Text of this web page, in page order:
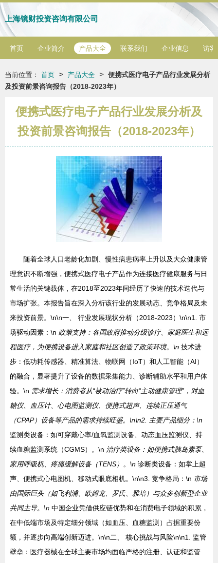
上海镜财投资咨询有限公司
首页 企业简介 产品大全 联系我们 企业信息 访客
当前位置： 首页 > 产品大全 > 便携式医疗电子产品行业发展分析
及投资前景咨询报告（2018-2023年）
便携式医疗电子产品行业发展分析及
投资前景咨询报告（2018-2023年）
随着全球人口老龄化加剧、慢性病患病率上升以及大众健康管
理意识不断增强，便携式医疗电子产品作为连接医疗健康服务与日
常生活的关键载体，在2018至2023年间经历了快速的技术迭代与
市场扩张。本报告旨在深入分析该行业的发展动态、竞争格局及未
来投资前景。\n\n一、 行业发展现状分析（2018-2023）\n\n1. 市
场驱动因素：\n 政策支持：各国政府推动分级诊疗、家庭医生和远
程医疗，为便携设备进入家庭和社区创造了政策环境。\n 技术进
步：低功耗传感器、精准算法、物联网（IoT）和人工智能（AI）
的融合，显著提升了设备的数据采集能力、诊断辅助水平和用户体
验。\n 需求增长：消费者从“被动治疗”转向“主动健康管理”，对血
糖仪、血压计、心电图监测仪、便携式超声、连续正压通气
（CPAP）设备等产品的需求持续旺盛。\n\n2. 主要产品细分：\n
监测类设备：如可穿戴心率/血氧监测设备、动态血压监测仪、持
续血糖监测系统（CGMS）。\n 治疗类设备：如便携式胰岛素泵、
家用呼吸机、疼痛缓解设备（TENS）。\n 诊断类设备：如掌上超
声、便携式心电图机、移动式眼底相机。\n\n3. 竞争格局：\n 市场
由国际巨头（如飞利浦、欧姆龙、罗氏、雅培）与众多创新型企业
共同主导。\n 中国企业凭借供应链优势和在消费电子领域的积累，
在中低端市场及特定细分领域（如血压、血糖监测）占据重要份
额，并逐步向高端创新迈进。\n\n二、 核心挑战与风险\n\n1. 监管
壁垒：医疗器械在全球主要市场均面临严格的注册、认证和监管